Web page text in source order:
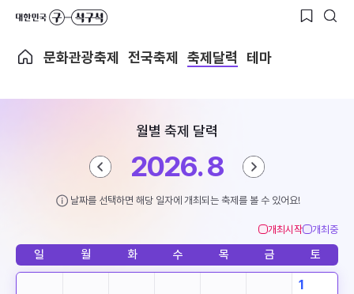
문화관광축제 전국축제 축제달력 테마
월별 축제 달력
2026. 8
날짜를 선택하면 해당 일자에 개최되는 축제를 볼 수 있어요!
개최시작 개최중
일 월 화 수 목 금 토
1